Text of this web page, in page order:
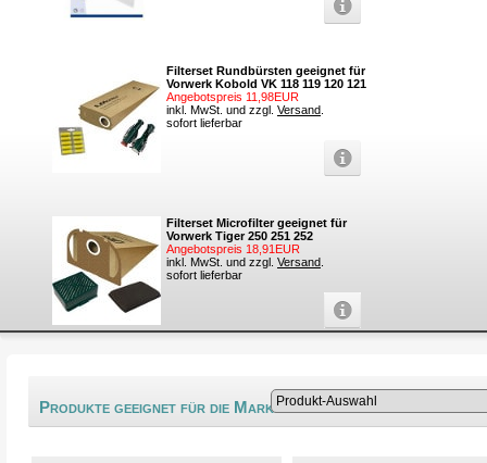
Filterset Rundbürsten geeignet für
Vorwerk Kobold VK 118 119 120 121
Angebotspreis 11,98EUR
inkl. MwSt. und zzgl. Versand
sofort lieferbar
Filterset Microfilter geeignet für
Vorwerk Tiger 250 251 252
Angebotspreis 18,91EUR
inkl. MwSt. und zzgl. Versand
sofort lieferbar
Produkte geeignet für die Marke Karstadt®